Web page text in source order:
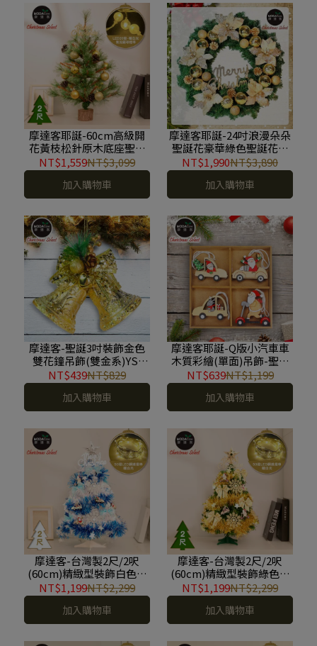
摩達客耶誕-60cm高級開
花黃枝松針原木底座聖誕
樹/含金球松果配件+20燈
LED氣泡圓球款-暖白燈
(USB插頭+閃爍控制)本島
免運費 YS-GT232203
NT$1,559NT$3,099
加入購物車
摩達客耶誕-24吋浪漫朵朵
聖誕花豪華綠色聖誕花圈
福臨圈(香檳雙金系)(台灣
手工藝製/免組裝) 本島免
運費 YS-GW24004
NT$1,990NT$3,890
加入購物車
摩達客-聖誕3吋裝飾金色
雙花鐘吊飾(雙金系)YS-
HBE220302
NT$439NT$829
加入購物車
摩達客耶誕-Q版小汽車車
木質彩繪(單面)吊飾-聖誕
老公公+麋鹿混款16入(8入
*2盒裝) YS-HD23005
NT$639NT$1,199
加入購物車
摩達客-台灣製2尺/2呎
(60cm)精緻型裝飾白色聖
誕樹/銀雪花木質吊飾藍銀
系飾品組+50燈LED銅線燈
串暖白光-USB電池盒兩用
充電/本島免運費 #YS-
NT$1,199NT$2,299
加入購物車
摩達客-台灣製2尺/2呎
(60cm)精緻型裝飾綠色聖
誕樹/金雪花木質吊飾蝴蝶
雙金系飾品組+50燈LED銅
線燈串暖白光-USB電池盒
兩用充電/本島免運費#YS-
NT$1,199NT$2,299
加入購物車